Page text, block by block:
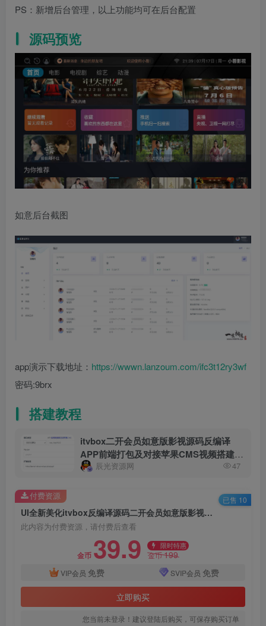
PS：新增后台管理，以上功能均可在后台配置
源码预览
如意后台截图
app演示下载地址： https://wwwn.lanzoum.com/ifc3t12ry3wf
密码:9brx
搭建教程
itvbox二开会员如意版影视源码反编译
APP前端打包及对接苹果CMS视频搭建教
程
辰光资源网 47
UI全新美化itvbox反编译源码二开会员如意版影视源码修复豆瓣图片显示,支持对接苹果CMS及资源站和tvbox接口
此内容为付费资源，请付费后查看
金币 39.9 限时特惠
金币199
VIP会员 免费 SVIP会员 免费
立即购买
您当前未登录！建议登陆后购买，可保存购买订单
付费资源 已售 10